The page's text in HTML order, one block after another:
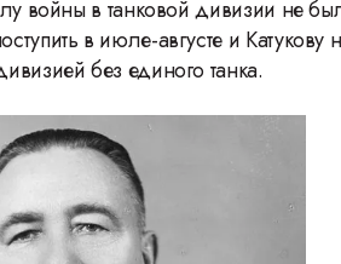
войны в танковой дивизии не
в июле-августе и Катукову
без единого танка.